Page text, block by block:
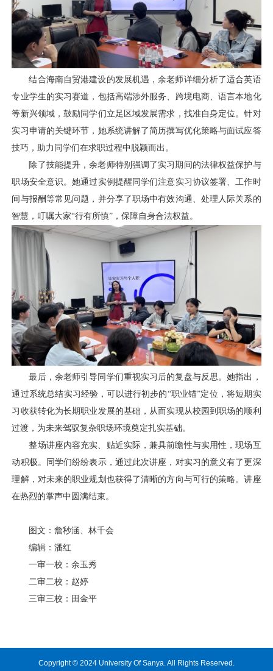
结合海南自贸港建设的发展机遇，余老师详细分析了适合英语
专业学生的实习赛道，包括高端涉外服务、跨境电商、语言本地化
等新兴领域，鼓励同学们立足区域发展需求，找准自身定位。针对
实习申请的关键环节，她系统讲解了简历撰写优化策略与面试应答
技巧，助力同学们在求职过程中脱颖而出。
除了技能提升，余老师特别强调了实习期间的法律权益保护与
职场安全意识。她通过实例提醒同学们注意实习协议签署、工作时
间与报酬等常见问题，并分享了职场中有效沟通、处理人际关系的
智慧，叮嘱大家“行有所慎”，保障自身合法权益。
最后，余老师引导同学们重视实习后的复盘与反思。她指出，
通过系统总结实习经验，可以进行初步的“职业锚”定位，将短期实
习收获转化为长期职业发展的基础，从而实现从校园到职场的顺利
过渡，为未来驾驭复杂职场环境奠定扎实基础。
整场讲座内容充实、贴近实际，兼具前瞻性与实用性，现场互
动积极。同学们纷纷表示，通过此次讲座，对实习的意义有了更深
理解，对未来的职业规划也获得了清晰的方向与可行的策略。讲座
在热烈的掌声中圆满结束。
图文：詹秒涵、林千会
编辑：潘红
一审一校：余玉秀
二审二校：赵婷
三审三校：田金平
Copyright © 2024 University Of Sanya. All Rights Reserved.